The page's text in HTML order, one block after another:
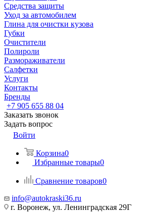
Средства защиты
Уход за автомобилем
Глина для очистки кузова
Губки
Очистители
Полироли
Размораживатели
Салфетки
Услуги
Контакты
Бренды
+7 905 655 88 04
Заказать звонок
Задать вопрос
Войти
Корзина0
Избранные товары0
Сравнение товаров0
info@autokraski36.ru
г. Воронеж, ул. Ленинградская 29Г